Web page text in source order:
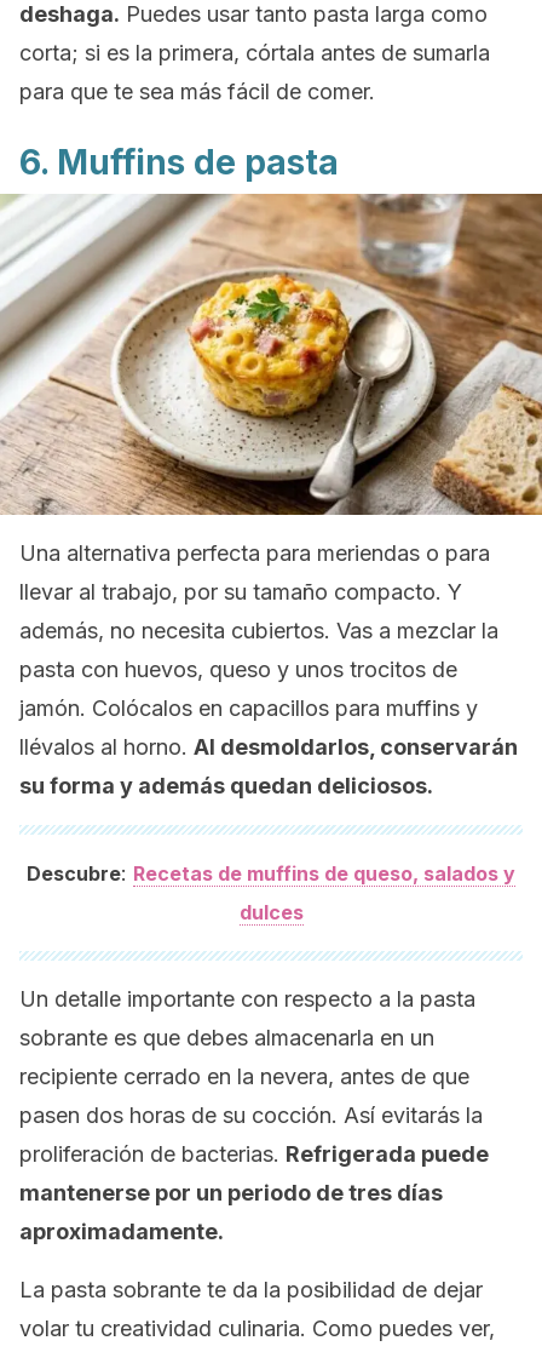
deshaga. Puedes usar tanto pasta larga como
corta; si es la primera, córtala antes de sumarla
para que te sea más fácil de comer.
6. Muffins de pasta
Una alternativa perfecta para meriendas o para
llevar al trabajo, por su tamaño compacto. Y
además, no necesita cubiertos. Vas a mezclar la
pasta con huevos, queso y unos trocitos de
jamón. Colócalos en capacillos para muffins y
llévalos al horno. Al desmoldarlos, conservarán
su forma y además quedan deliciosos.
Descubre: Recetas de muffins de queso, salados y
dulces
Un detalle importante con respecto a la pasta
sobrante es que debes almacenarla en un
recipiente cerrado en la nevera, antes de que
pasen dos horas de su cocción. Así evitarás la
proliferación de bacterias. Refrigerada puede
mantenerse por un periodo de tres días
aproximadamente.
La pasta sobrante te da la posibilidad de dejar
volar tu creatividad culinaria. Como puedes ver,